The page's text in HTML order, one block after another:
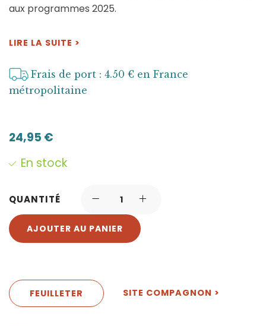
aux programmes 2025.
LIRE LA SUITE >
Frais de port : 4.50 € en France
métropolitaine
24,95 €
En stock
QUANTITÉ
AJOUTER AU PANIER
FEUILLETER SITE COMPAGNON >